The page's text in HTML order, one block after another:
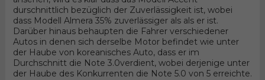
durschnittlich bezüglich der Zuverlässigkeit ist, wobei
dass Modell Almera 35% zuverlässiger als als er ist.
Darüber hinaus behaupten die Fahrer verschiedener
Autos in denen sich derselbe Motor befindet wie unter
der Haube von koreanisches Auto, dass er im
Durchschnitt die Note 3.0verdient, wobei derjenige unter
der Haube des Konkurrenten die Note 5.0 von 5 erreichte.